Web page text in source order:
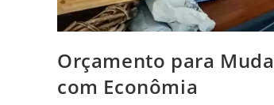
Orçamento para
com Econômia